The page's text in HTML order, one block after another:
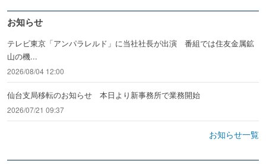
お知らせ
テレビ東京「アンパラレルド」に当社社長が出演 番組では住友金属鉱
山の機...
2026/08/04 12:00
仙台支局移転のお知らせ 本日より新事務所で業務開始
2026/07/21 09:37
お知らせ一覧